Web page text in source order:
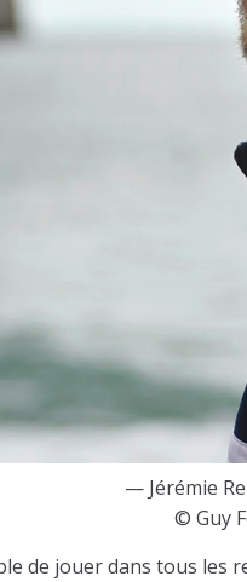
— Jérémie
© Guy
de jouer dans tous